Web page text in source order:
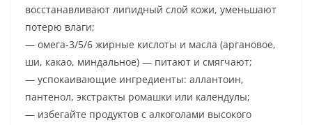
восстанавливают липидный слой кожи, уменьшают
потерю влаги;
— омега-3/5/6 жирные кислоты и масла (аргановое,
ши, какао, миндальное) — питают и смягчают;
— успокаивающие ингредиенты: аллантоин,
пантенол, экстракты ромашки или календулы;
— избегайте продуктов с алкоголами высокого